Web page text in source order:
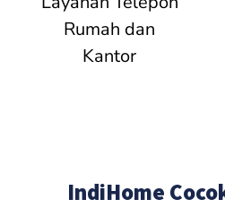
Rumah dan
Kantor
IndiHome